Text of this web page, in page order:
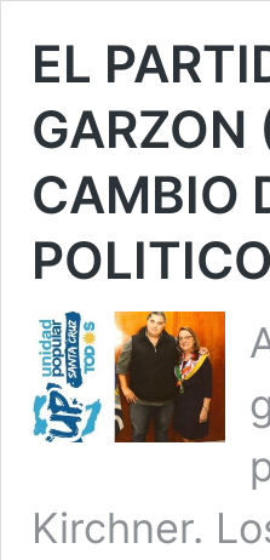
EL
GARZON
CAMBIO
Kirchner.